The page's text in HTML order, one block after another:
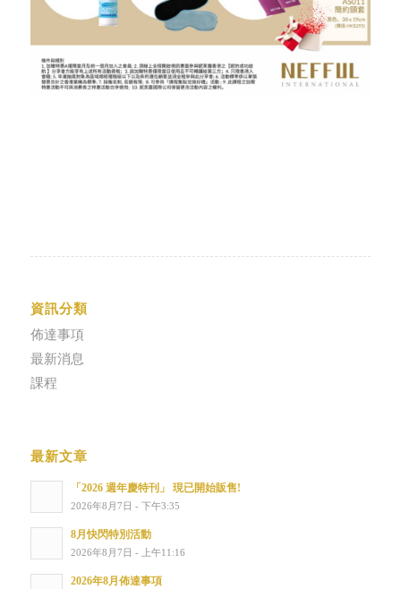
資訊分類
佈達事項
最新消息
課程
最新文章
「2026 週年慶特刊」 現已開始販售!
2026年8月7日 - 下午3:35
8月快閃特別活動
2026年8月7日 - 上午11:16
2026年8月佈達事項